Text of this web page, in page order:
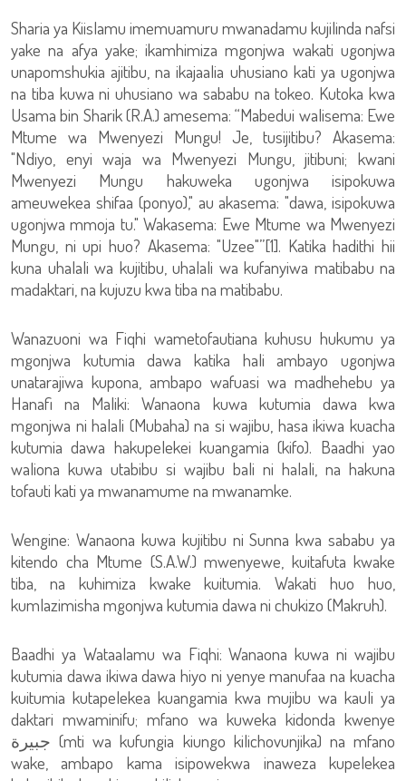
Sharia ya Kiislamu imemuamuru mwanadamu kujilinda nafsi
yake na afya yake; ikamhimiza mgonjwa wakati ugonjwa
unapomshukia ajitibu, na ikajaalia uhusiano kati ya ugonjwa
na tiba kuwa ni uhusiano wa sababu na tokeo. Kutoka kwa
Usama bin Sharik (R.A.) amesema: “Mabedui walisema: Ewe
Mtume wa Mwenyezi Mungu! Je, tusijitibu? Akasema:
"Ndiyo, enyi waja wa Mwenyezi Mungu, jitibuni; kwani
Mwenyezi Mungu hakuweka ugonjwa isipokuwa
ameuwekea shifaa (ponyo)," au akasema: "dawa, isipokuwa
ugonjwa mmoja tu." Wakasema: Ewe Mtume wa Mwenyezi
Mungu, ni upi huo? Akasema: "Uzee"”[1]. Katika hadithi hii
kuna uhalali wa kujitibu, uhalali wa kufanyiwa matibabu na
madaktari, na kujuzu kwa tiba na matibabu.
Wanazuoni wa Fiqhi wametofautiana kuhusu hukumu ya
mgonjwa kutumia dawa katika hali ambayo ugonjwa
unatarajiwa kupona, ambapo wafuasi wa madhehebu ya
Hanafi na Maliki: Wanaona kuwa kutumia dawa kwa
mgonjwa ni halali (Mubaha) na si wajibu, hasa ikiwa kuacha
kutumia dawa hakupelekei kuangamia (kifo). Baadhi yao
waliona kuwa utabibu si wajibu bali ni halali, na hakuna
tofauti kati ya mwanamume na mwanamke.
Wengine: Wanaona kuwa kujitibu ni Sunna kwa sababu ya
kitendo cha Mtume (S.A.W.) mwenyewe, kuitafuta kwake
tiba, na kuhimiza kwake kuitumia. Wakati huo huo,
kumlazimisha mgonjwa kutumia dawa ni chukizo (Makruh).
Baadhi ya Wataalamu wa Fiqhi: Wanaona kuwa ni wajibu
kutumia dawa ikiwa dawa hiyo ni yenye manufaa na kuacha
kuitumia kutapelekea kuangamia kwa mujibu wa kauli ya
daktari mwaminifu; mfano wa kuweka kidonda kwenye
جبيرة (mti wa kufungia kiungo kilichovunjika) na mfano
wake, ambapo kama isipowekwa inaweza kupelekea